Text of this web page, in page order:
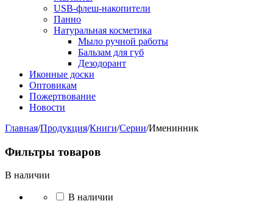
USB-флеш-накопители
Панно
Натуральная косметика
Мыло ручной работы
Бальзам для губ
Дезодорант
Иконные доски
Оптовикам
Пожертвование
Новости
Главная/Продукция/Книги/Серии/Именинник
Фильтры товаров
В наличии
В наличии